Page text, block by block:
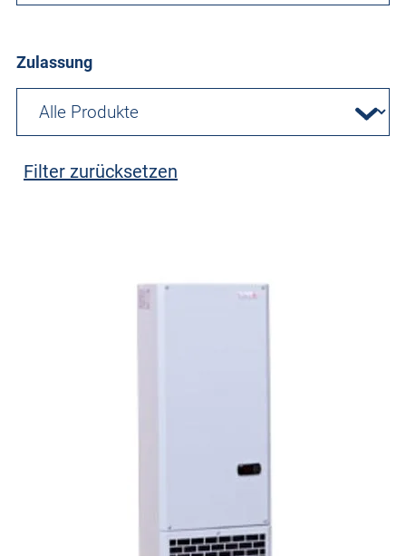
Zulassung
Filter zurücksetzen